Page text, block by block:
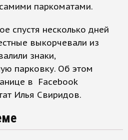
паркоматами.
спустя несколько дней
выкорчевали из
знаки,
парковку. Об этом
в Facebook
Илья Свиридов.